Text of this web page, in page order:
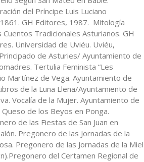
del Príncipe Luis Luciano
GH Editores, 1987. Mitología
Tradicionales Asturianos. GH
Universidad de Uviéu. Uviéu,
de Asturies/ Ayuntamiento de
Tertulia Feminista “Les
Martínez de Vega. Ayuntamiento de
de la Luna Llena/Ayuntamiento de
Vocalía de la Mujer. Ayuntamiento de
de los Beyos en Ponga.
de las Fiestas de San Juan en
Pregonero de las Jornadas de la
Pregonero de las Jornadas de la Miel
del Certamen Regional de